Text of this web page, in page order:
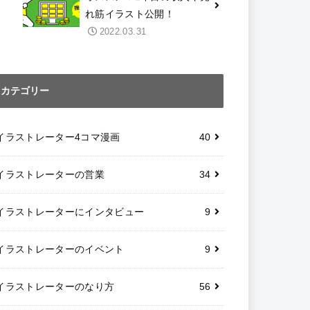
れ筋イラスト公開！
2022.03.31
カテゴリー
ラストレーター4コマ漫画 40
ラストレーターの営業 34
ラストレーターにインタビュー 9
ラストレーターのイベント 9
ラストレーターのなり方 56